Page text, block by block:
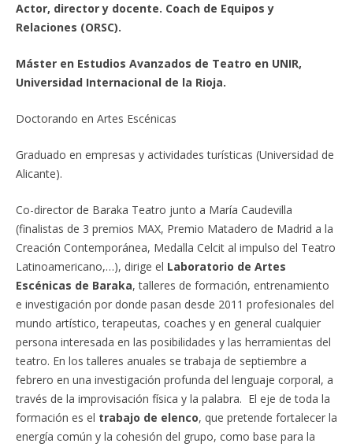
Actor, director y docente. Coach de Equipos y
Relaciones (ORSC).
Máster en Estudios Avanzados de Teatro en UNIR,
Universidad Internacional de la Rioja.
Doctorando en Artes Escénicas
Graduado en empresas y actividades turísticas (Universidad de
Alicante).
Co-director de Baraka Teatro junto a María Caudevilla
(finalistas de 3 premios MAX, Premio Matadero de Madrid a la
Creación Contemporánea, Medalla Celcit al impulso del Teatro
Latinoamericano,…), dirige el Laboratorio de Artes
Escénicas de Baraka, talleres de formación, entrenamiento
e investigación por donde pasan desde 2011 profesionales del
mundo artístico, terapeutas, coaches y en general cualquier
persona interesada en las posibilidades y las herramientas del
teatro. En los talleres anuales se trabaja de septiembre a
febrero en una investigación profunda del lenguaje corporal, a
través de la improvisación física y la palabra. El eje de toda la
formación es el trabajo de elenco, que pretende fortalecer la
energía común y la cohesión del grupo, como base para la